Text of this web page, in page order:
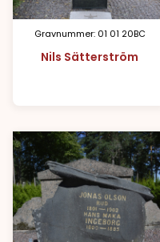
Gravnummer: 01 01 20BC
Nils Sätterström